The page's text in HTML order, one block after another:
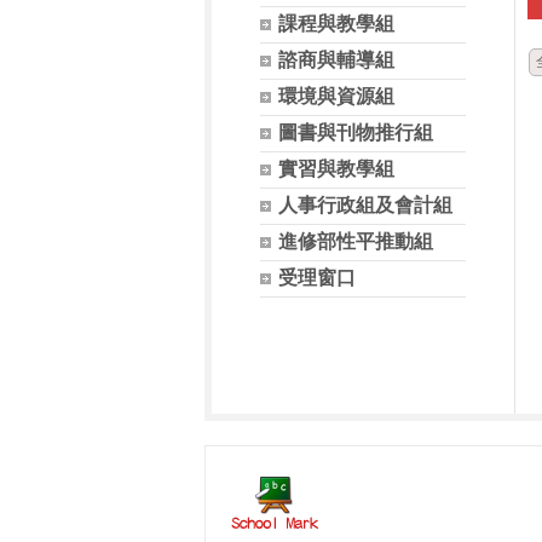
課程與教學組
諮商與輔導組
環境與資源組
圖書與刊物推行組
實習與教學組
人事行政組及會計組
進修部性平推動組
受理窗口